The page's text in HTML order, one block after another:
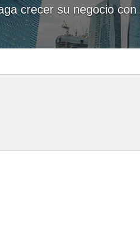
crecer su negocio